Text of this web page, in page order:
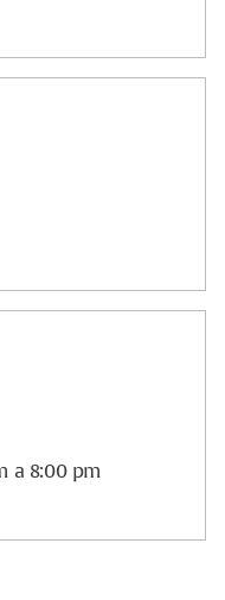
a 8:00 pm